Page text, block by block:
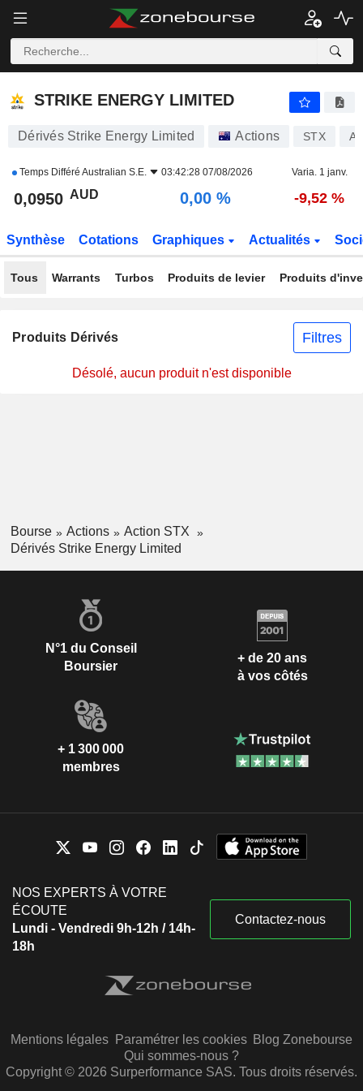
STRIKE ENERGY LIMITED
STRIKE ENERGY LIMITED
Dérivés Strike Energy Limited Actions STX
Temps Différé Australian S.E. 03:42:28 07/08/2026 Varia. 1 janv.
0,0950 AUD 0,00 % -9,52 %
Synthèse Cotations Graphiques Actualités
Tous Warrants Turbos Produits de levier Produits
Produits Dérivés Filtres
Désolé, aucun produit n'est disponible
Bourse Actions
Action STX
Dérivés Strike Energy Limited
N°1 du Conseil
Boursier
+ de 20 ans
à vos côtés
+ 1 300 000
membres
NOS EXPERTS À VOTRE
ÉCOUTE
Lundi - Vendredi 9h-12h / 14h-
18h
Contactez-nous
Mentions légales Paramétrer les cookies Blog Zonebourse
Qui sommes-nous ?
Copyright © 2026 Surperformance SAS. Tous droits réservés.